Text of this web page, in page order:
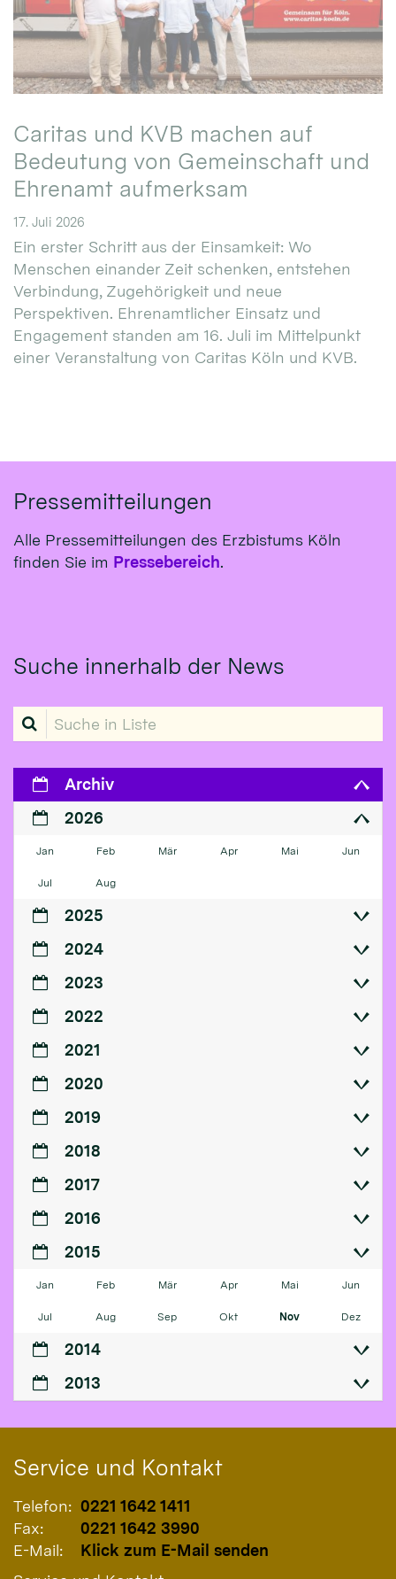
Caritas und KVB machen auf
Bedeutung von Gemeinschaft und
Ehrenamt aufmerksam
17. Juli 2026
Ein erster Schritt aus der Einsamkeit: Wo
Menschen einander Zeit schenken, entstehen
Verbindung, Zugehörigkeit und neue
Perspektiven. Ehrenamtlicher Einsatz und
Engagement standen am 16. Juli im Mittelpunkt
einer Veranstaltung von Caritas Köln und KVB.
Pressemitteilungen
Alle Pressemitteilungen des Erzbistums Köln
finden Sie im Pressebereich.
Suche innerhalb der News
Suche in Liste
Archiv
2026
Jan Feb Mär Apr Mai Jun
Jul Aug
2025
2024
2023
2022
2021
2020
2019
2018
2017
2016
2015
Jan Feb Mär Apr Mai Jun
Jul Aug Sep Okt Nov Dez
2014
2013
Service und Kontakt
Telefon: 0221 1642 1411
Fax:
0221 1642 3990
E-Mail:
Klick zum E-Mail senden